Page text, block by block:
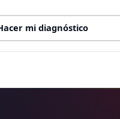
mi diagnóstico